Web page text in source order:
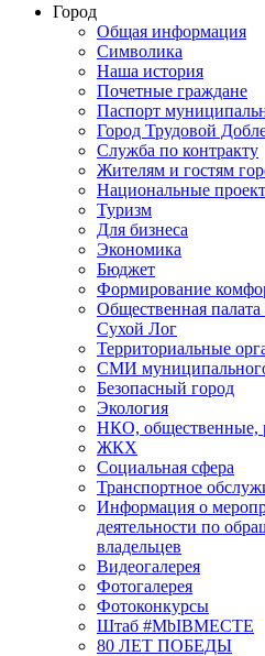
Город
Общая информация
Символика
Наша история
Почетные граждане
Паспорт
Город Трудовой
Служба по контракту
Жителям и гостям
Национальные
Туризм
Для бизнеса
Экономика
Бюджет
Формирование
Общественная
Сухой Лог
Территориальные
СМИ
Безопасный город
Экология
НКО, общественные,
ЖКХ
Социальная сфера
Транспортное
Информация о
деятельности по
владельцев
Видеогалерея
Фотогалерея
Фотоконкурсы
Штаб #MbIBMECTE
80 ЛЕТ ПОБЕДЫ